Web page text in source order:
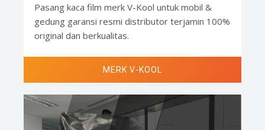
Pasang kaca film merk V-Kool untuk mobil &
gedung garansi resmi distributor terjamin 100%
original dan berkualitas.
MERK V-KOOL